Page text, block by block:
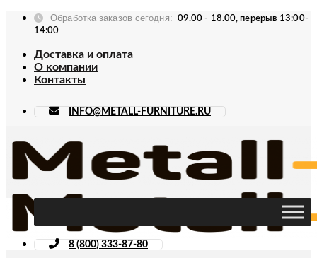
Skip
Обработка заказов сегодня:
09.00 - 18.00, перерыв 13:00-
14:00
Доставка и оплата
О компании
Контакты
INFO@METALL-FURNITURE.RU
8 (800) 333-87-80